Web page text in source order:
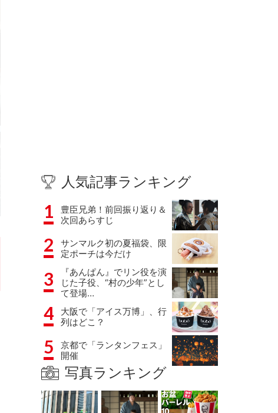
人気記事ランキング
1
豊臣兄弟！前回振り返り＆
次回あらすじ
2
サンマルク初の夏福袋、限
定ポーチは今だけ
3
『あんぱん』でリン役を演
じた子役、“村の少年”とし
て登場…
4
大阪で「アイス万博」、行
列はどこ？
5
京都で「ランタンフェス」
開催
写真ランキング